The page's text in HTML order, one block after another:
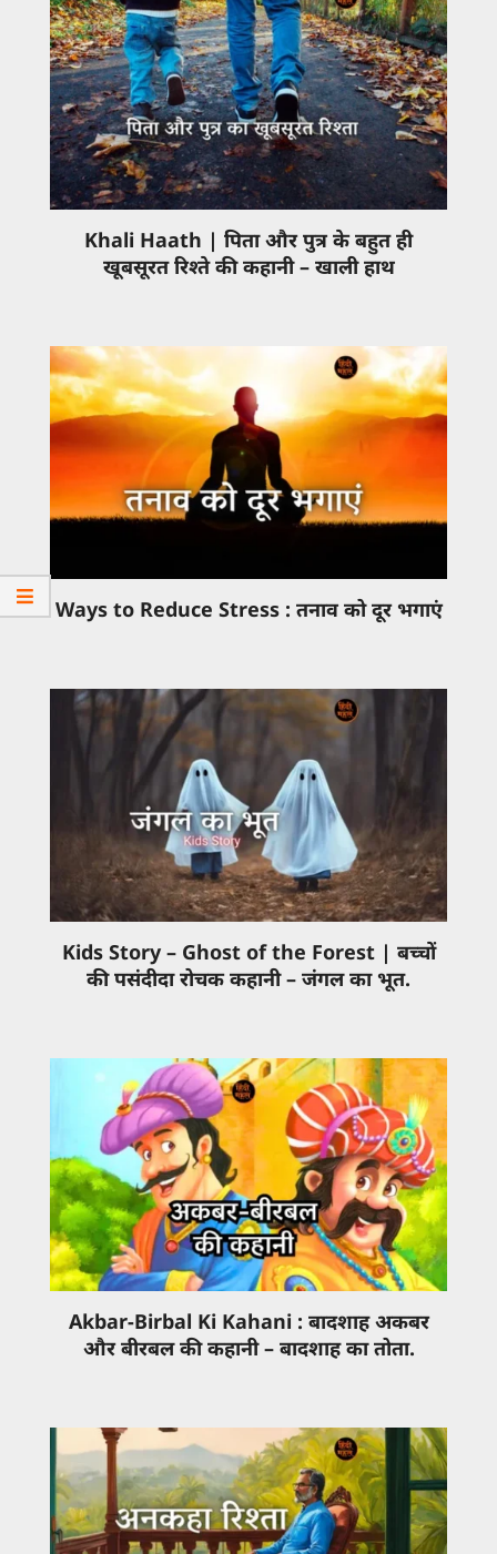
Khali Haath | पिता और पुत्र के बहुत ही
खूबसूरत रिश्ते की कहानी – खाली हाथ
Ways to Reduce Stress : तनाव को दूर भगाएं
Kids Story – Ghost of the Forest | बच्चों
की पसंदीदा रोचक कहानी – जंगल का भूत.
Akbar-Birbal Ki Kahani : बादशाह अकबर
और बीरबल की कहानी – बादशाह का तोता.